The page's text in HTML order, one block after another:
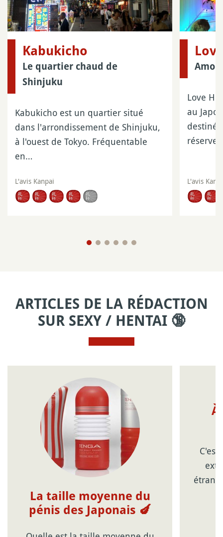
Kabukicho
Le quartier chaud de
Shinjuku
Kabukicho est un quartier situé
dans l'arrondissement de Shinjuku,
à l'ouest de Tokyo. Fréquentable
en…
L'avis Kanpai
Love
au
réserve
L'avis
ARTICLES DE LA RÉDACTION
SUR SEXY / HENTAI 🔞
La taille moyenne du
pénis des Japonais 🍆
À